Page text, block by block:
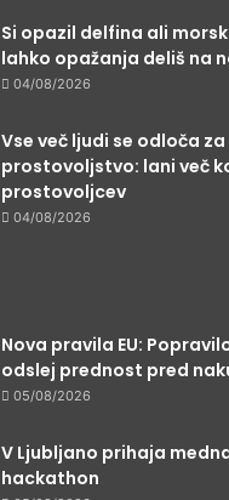
Si opazil delfina ali
lahko opažanja deliš na
04/08/2026
Vse več ljudi se odloča za
prostovoljstvo: lani več
prostovoljcev
04/08/2026
Nova pravila EU:
odslej prednost pred
05/08/2026
V Ljubljano prihaja
hackathon